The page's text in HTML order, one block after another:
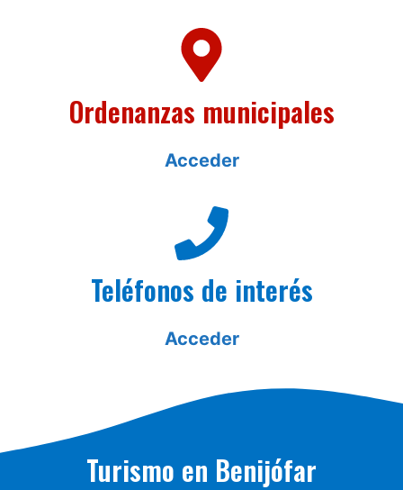
Ordenanzas municipales
Acceder
Teléfonos de interés
Acceder
Turismo en Benijófar